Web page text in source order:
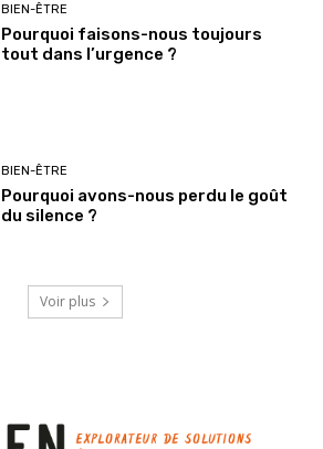
BIEN-ÊTRE
Pourquoi faisons-nous toujours
tout dans l’urgence ?
BIEN-ÊTRE
Pourquoi avons-nous perdu le goût
du silence ?
Voir plus